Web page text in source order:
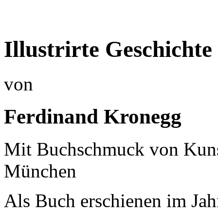
Illustrirte
von
Ferdinand Kronegg
Mit Buchschmuck von
München
Als Buch erschienen im